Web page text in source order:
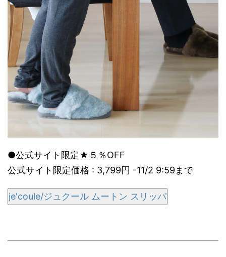
●公式サイト限定★５％OFF
公式サイト限定価格 : 3,799円 -11/2 9:59まで
je'coule/ジュクール ムートン スリッパ